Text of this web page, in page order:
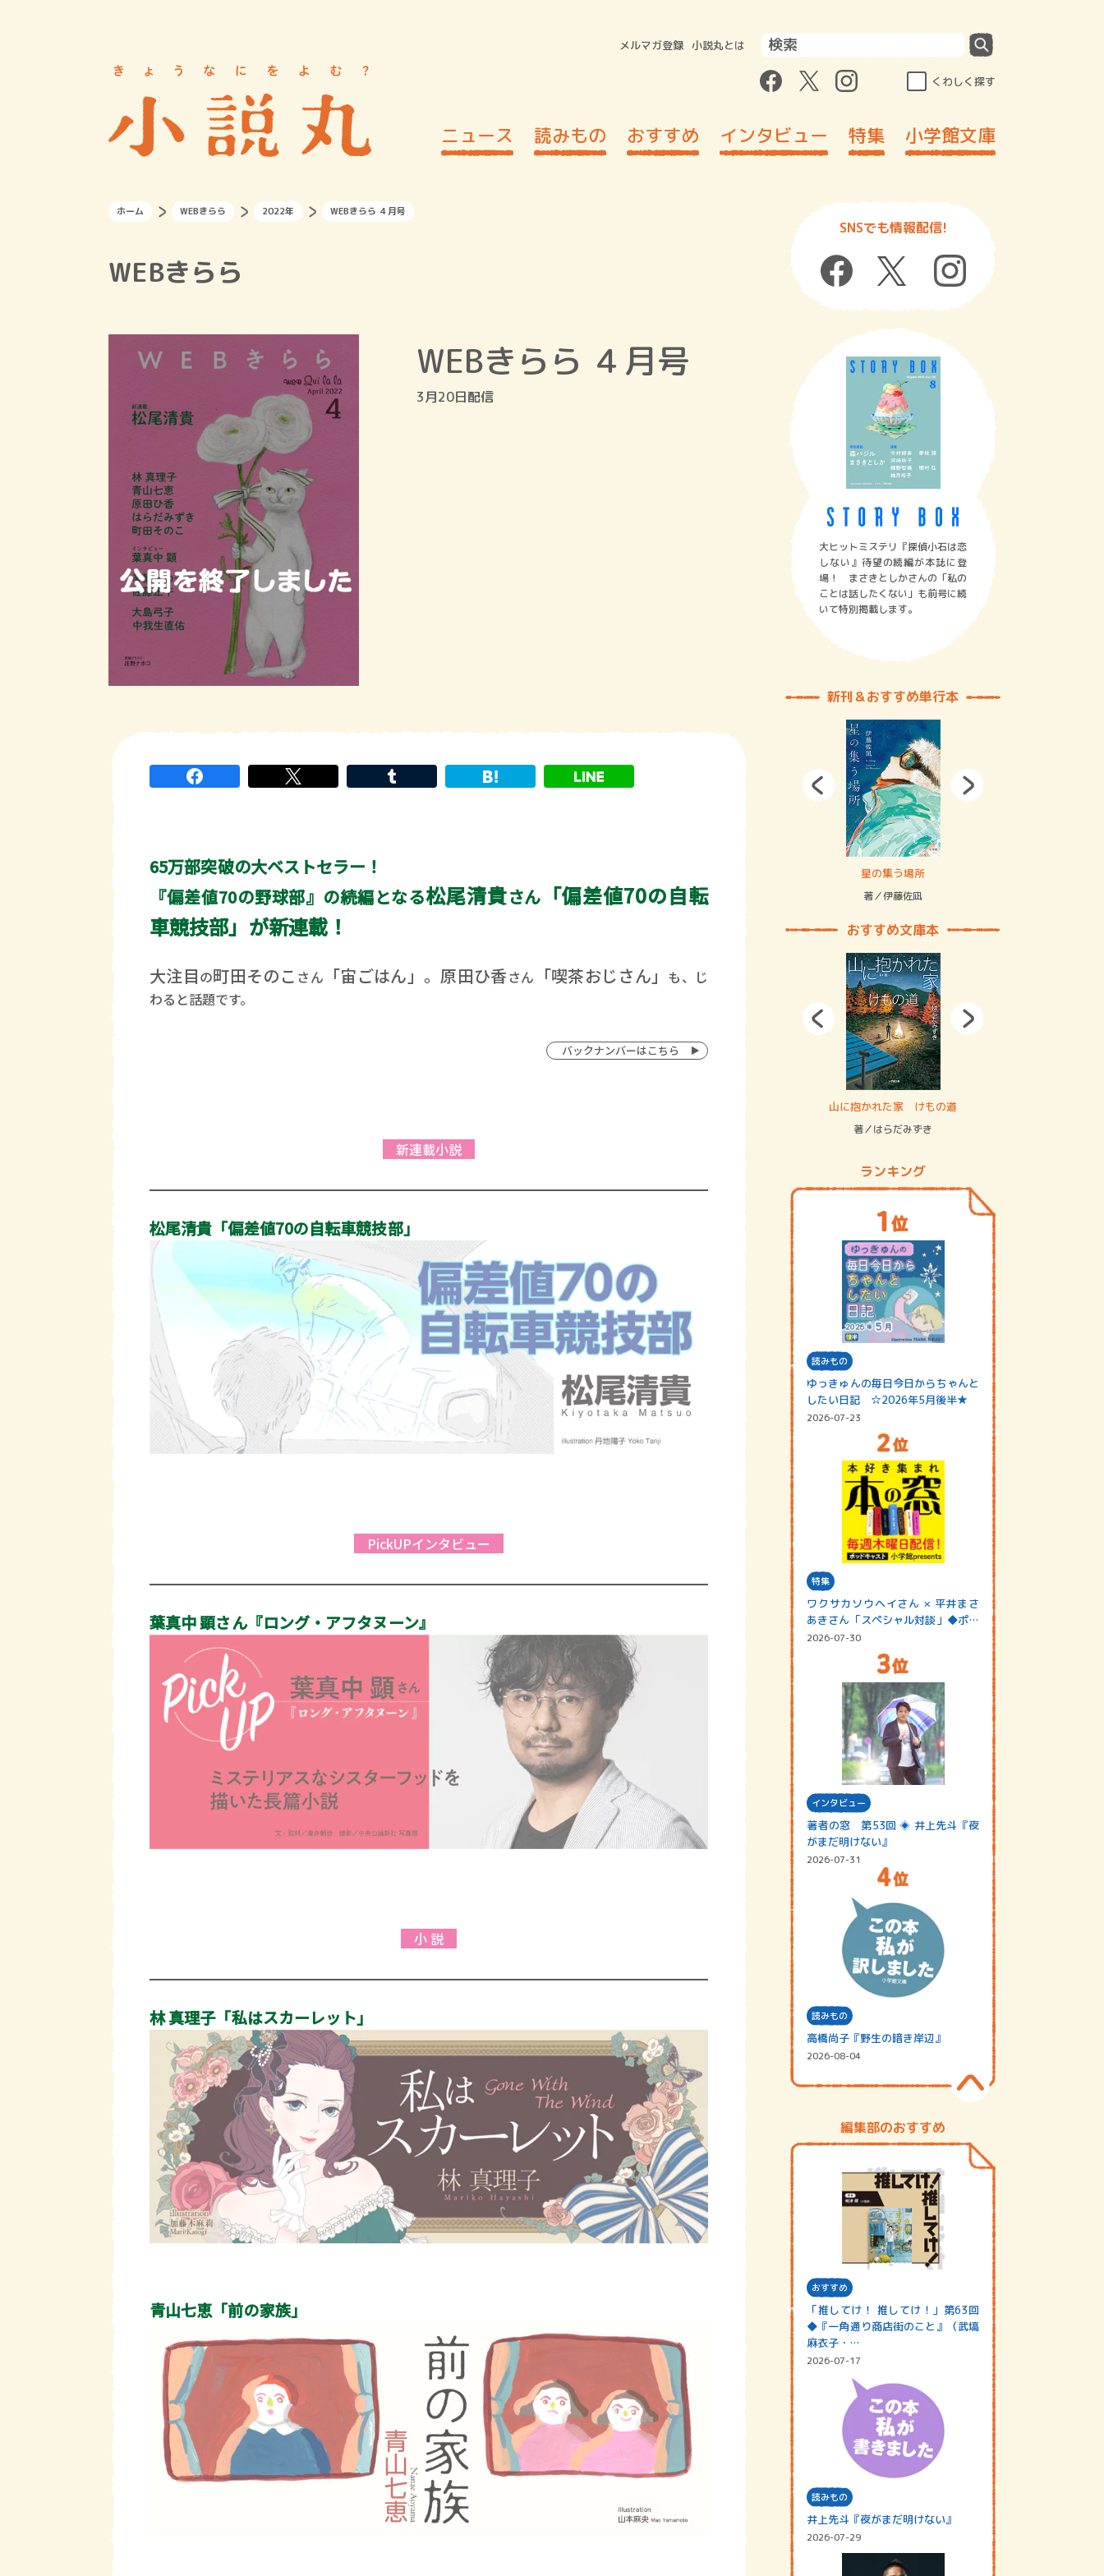
メルマガ登録 小説丸とは
くわしく探す
ニュース 読みもの おすすめ インタビュー 特集 小学館文庫
ホーム WEBきらら 2022年 WEBきらら ４月号
WEBきらら
WEBきらら ４月号
3月20日配信
65万部突破の大ベストセラー！
『偏差値70の野球部』の続編となる松尾清貴さん 「偏差値70の自転
車競技部」が新連載！
大注目の町田そのこ さん 「宙ごはん」。原田ひ香さん 「喫茶おじさん」 も、じ
わると話題です。
バックナンバーはこちら
新連載小説
松尾清貴「偏差値70の自転車競技部」
PickUPインタビュー
葉真中 顕さん『ロング・アフタヌーン』
小 説
林 真理子「私はスカーレット」
青山七恵「前の家族」
SNSでも情報配信!
大ヒットミステリ『探偵小石は恋
しない』待望の続編が本誌に登
場！ まさきとしかさんの「私の
ことは話したくない」も前号に続
いて特別掲載します。
新刊＆おすすめ単行本
賞金稼ぎスリーサム！ 二重拘束の…
著／川瀬七緒
星の集う場所
著／伊藤佐凪
おすすめ文庫本
ロボット・イン・ザ・システム 山に抱かれた家 けもの道
著／はらだみずき
ランキング
読みもの
ゆっきゅんの毎日今日からちゃんと
したい日記 ☆2026年5月後半★
2026-07-23
特集
ワクサカソウヘイさん × 平井まさ
あきさん「スペシャル対談」◆ポッ
ドキャスト…
2026-07-30
インタビュー
著者の窓 第53回 ◈ 井上先斗『夜
がまだ明けない』
2026-07-31
読みもの
高橋尚子『野生の暗き岸辺』
2026-08-04
編集部のおすすめ
おすすめ
「推してけ！ 推してけ！」第63回
◆『一角通り商店街のこと』（武塙
麻衣子・…
2026-07-17
読みもの
井上先斗『夜がまだ明けない』
2026-07-29